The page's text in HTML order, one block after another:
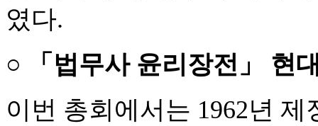
였다.
○ 「법무사 윤리장전」 현
이번 총회에서는 1962년